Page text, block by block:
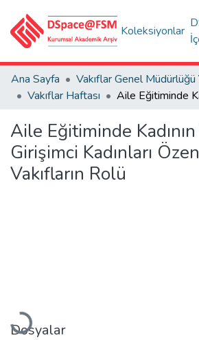
Koleksiyonlar
Ana Sayfa
Vakıflar Haftası
Aile Eğitiminde
Girişimci Kadınları
Vakıfların Rolü
Yükleniyor...
Dosyalar